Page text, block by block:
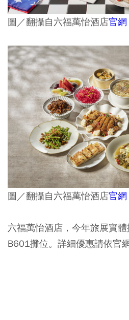
圖／翻攝自六福萬怡酒店官網
圖／翻攝自六福萬怡酒店官網
六福萬怡酒店，今年旅展實
B601攤位。詳細優惠請依官